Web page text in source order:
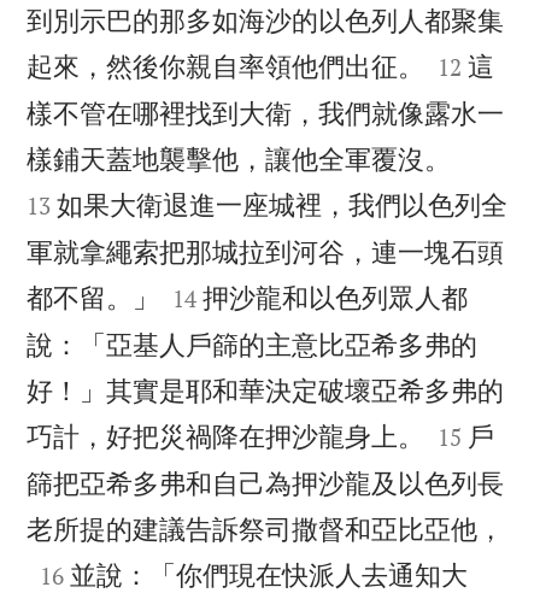
到別示巴的那多如海沙的以色列人都聚集
起來，然後你親自率領他們出征。


12 這
樣不管在哪裡找到大衛，我們就像露水一
樣鋪天蓋地襲擊他，讓他全軍覆沒。
13 如果大衛退進一座城裡，我們以色列全
軍就拿繩索把那城拉到河谷，連一塊石頭
都不留。」


14 押沙龍和以色列眾人都
說：「亞基人戶篩的主意比亞希多弗的
好！」其實是耶和華決定破壞亞希多弗的
巧計，好把災禍降在押沙龍身上。


15 戶
篩把亞希多弗和自己為押沙龍及以色列長
老所提的建議告訴祭司撒督和亞比亞他，

16 並說：「你們現在快派人去通知大